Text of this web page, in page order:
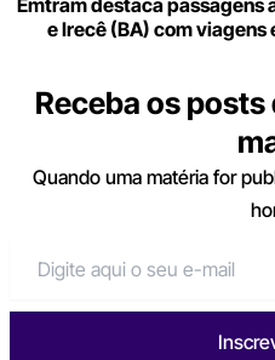
Emtram destaca passagens
e Irecê (BA) com
Receba os
Quando uma matéria for